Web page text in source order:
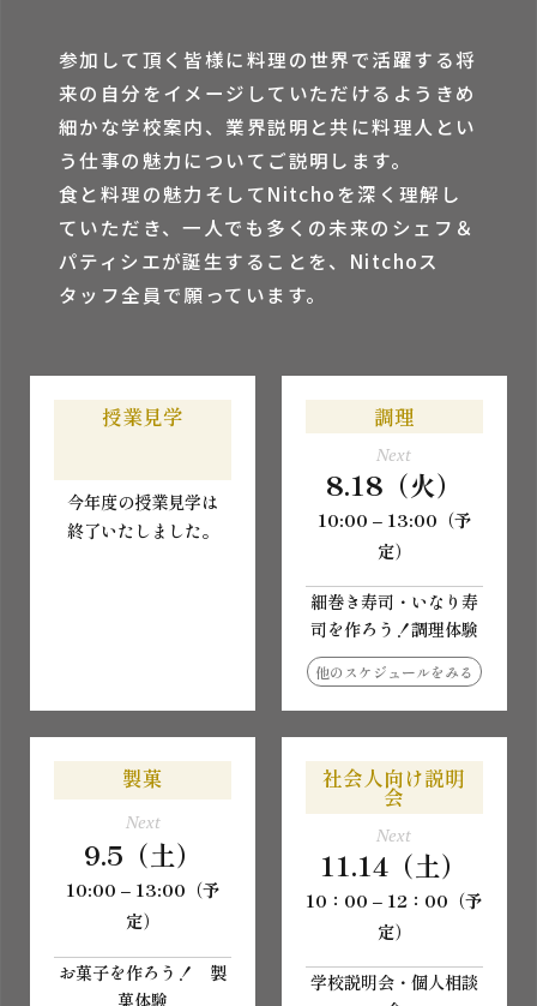
参加して頂く皆様に料理の世界で活躍する将
来の⾃分をイメージしていただけるようきめ
細かな学校案内、業界説明と共に料理⼈とい
う仕事の魅⼒についてご説明します。
⾷と料理の魅⼒そしてNitchoを深く理解し
ていただき、⼀⼈でも多くの未来のシェフ＆
パティシエが誕⽣することを、Nitchoス
タッフ全員で願っています。
授業見学
今年度の授業見学は
終了いたしました。
調理
Next
8.18（火）
10:00 – 13:00（予
定）
細巻き寿司・いなり寿
司を作ろう！調理体験
他のスケジュールをみる
製菓
Next
9.5（土）
10:00 – 13:00（予
定）
お菓子を作ろう！ 製
菓体験
社会人向け説明
会
Next
11.14（土）
10：00 – 12：00（予
定）
学校説明会・個人相談